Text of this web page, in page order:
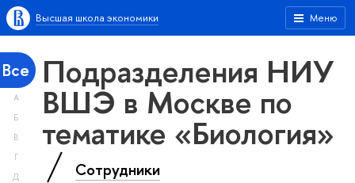
Меню
Высшая школа экономики
Все
А
Б
В
Г
Д
Подразделения НИУ
ВШЭ в Москве по
тематике «Биология»
Сотрудники